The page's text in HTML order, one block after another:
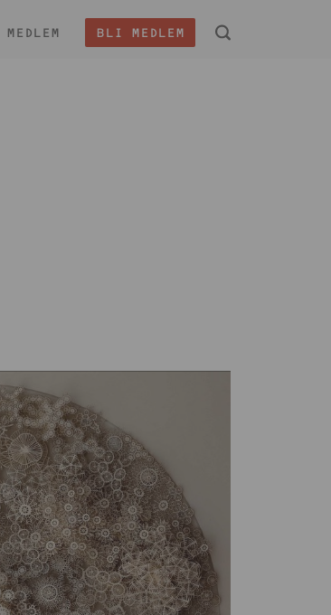
BLI MEDLEM
MEDLEM